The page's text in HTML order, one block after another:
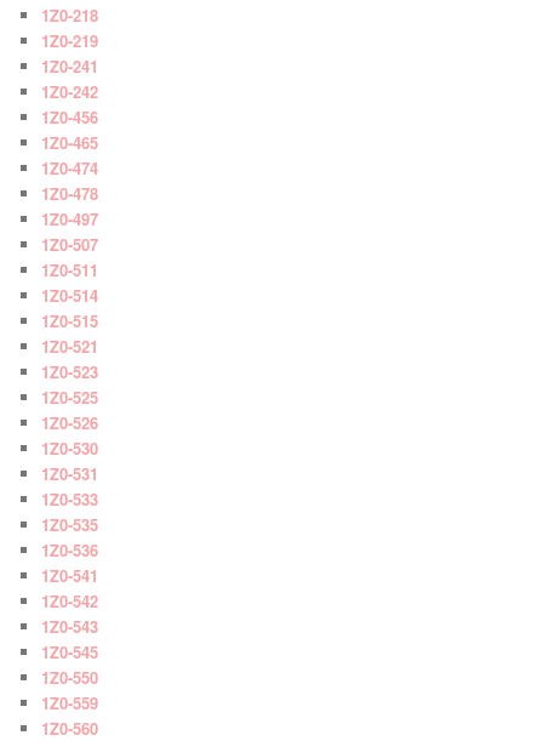
1Z0-218
1Z0-219
1Z0-241
1Z0-242
1Z0-456
1Z0-465
1Z0-474
1Z0-478
1Z0-497
1Z0-507
1Z0-511
1Z0-514
1Z0-515
1Z0-521
1Z0-523
1Z0-525
1Z0-526
1Z0-530
1Z0-531
1Z0-533
1Z0-535
1Z0-536
1Z0-541
1Z0-542
1Z0-543
1Z0-545
1Z0-550
1Z0-559
1Z0-560